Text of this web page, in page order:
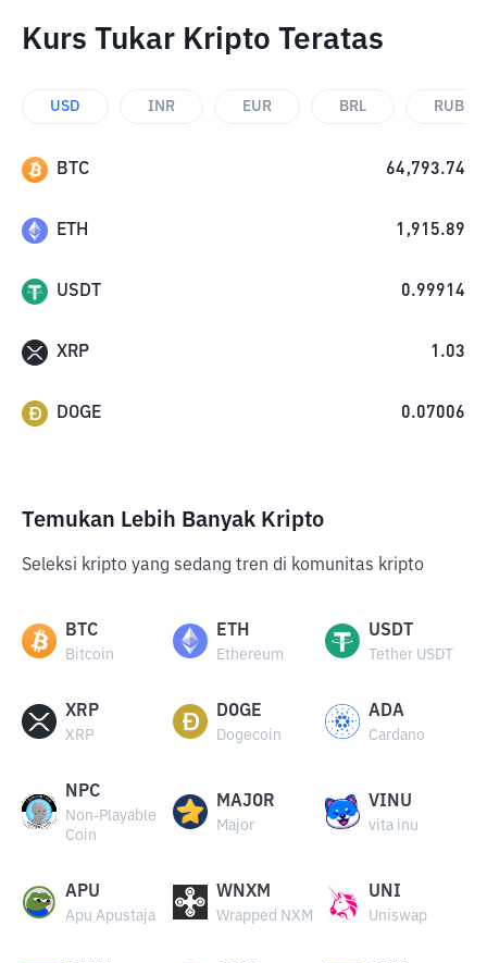
Kurs Tukar Kripto Teratas
USD INR EUR BRL RUB
BTC 64,793.74
ETH 1,915.89
USDT 0.99914
XRP 1.03
DOGE 0.07006
Temukan Lebih Banyak Kripto
Seleksi kripto yang sedang tren di komunitas kripto
BTC
Bitcoin
ETH
Ethereum
USDT
Tether USDT
XRP
XRP
DOGE
Dogecoin
ADA
Cardano
NPC
Non-Playable
Coin
MAJOR
Major
VINU
vita inu
APU
Apu Apustaja
WNXM
Wrapped NXM
UNI
Uniswap